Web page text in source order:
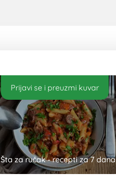
Prijavi se i preuzmi kuvar
Šta za ručak - recepti za 7 dana